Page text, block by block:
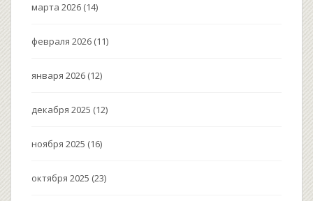
марта 2026 (14)
февраля 2026 (11)
января 2026 (12)
декабря 2025 (12)
ноября 2025 (16)
октября 2025 (23)